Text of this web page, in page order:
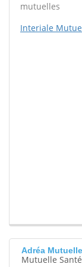
mutuelles
Interiale
Adréa
Mutuelle